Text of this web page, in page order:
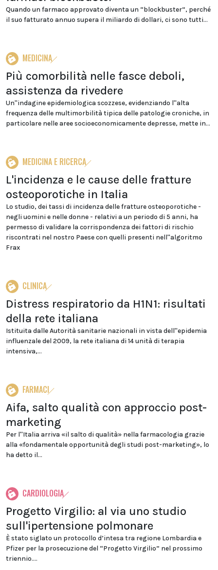
Quando un farmaco approvato diventa un “blockbuster”, perché
il suo fatturato annuo supera il miliardo di dollari, ci sono tutti...
MEDICINA
Più comorbilità nelle fasce deboli,
assistenza da rivedere
Un''indagine epidemiologica scozzese, evidenziando l''alta
frequenza delle multimorbilità tipica delle patologie croniche, in
particolare nelle aree socioeconomicamente depresse, mette in...
MEDICINA E RICERCA
L'incidenza e le cause delle fratture
osteoporotiche in Italia
Lo studio, dei tassi di incidenza delle fratture osteoporotiche -
negli uomini e nelle donne - relativi a un periodo di 5 anni, ha
permesso di validare la corrispondenza dei fattori di rischio
riscontrati nel nostro Paese con quelli presenti nell''algoritmo
Frax
CLINICA
Distress respiratorio da H1N1: risultati
della rete italiana
Istituita dalle Autorità sanitarie nazionali in vista dell''epidemia
influenzale del 2009, la rete italiana di 14 unità di terapia
intensiva,...
FARMACI
Aifa, salto qualità con approccio post-
marketing
Per l''Italia arriva «il salto di qualità» nella farmacologia grazie
alla «fondamentale opportunità degli studi post-marketing», lo
ha detto il...
CARDIOLOGIA
Progetto Virgilio: al via uno studio
sull'ipertensione polmonare
È stato siglato un protocollo d’intesa tra regione Lombardia e
Pfizer per la prosecuzione del “Progetto Virgilio” nel prossimo
triennio....